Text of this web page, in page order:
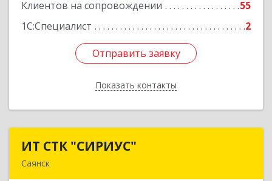
Клиентов на сопровождении
55
1С:Специалист
2
Отправить заявку
Показать контакты
Подробнее
Отправить заявку
Назад
ИТ СТК "СИРИУС"
Саянск
ИТ СТК "СИРИУС"